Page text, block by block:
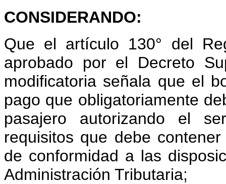
CONSIDERANDO:
Que el artículo 130° del
aprobado por el Decreto
modificatoria señala que el
pago que obligatoriamente
pasajero autorizando el
requisitos que debe
de conformidad a las
Administración Tributaria;